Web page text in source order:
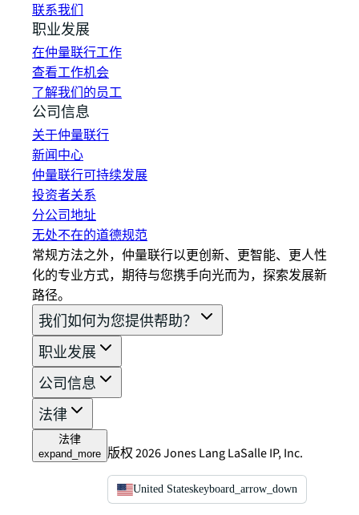
联系我们
职业发展
在仲量联行工作
查看工作机会
了解我们的员工
公司信息
关于仲量联行
新闻中心
仲量联行可持续发展
投资者关系
分公司地址
无处不在的道德规范
常规方法之外，仲量联行以更创新、更智能、更人性
化的专业方式，期待与您携手向光而为，探索发展新
路径。
我们如何为您提供帮助？
职业发展
公司信息
法律
法律
expand_more 版权 2026 Jones Lang LaSalle IP, Inc.
United Stateskeyboard_arrow_down